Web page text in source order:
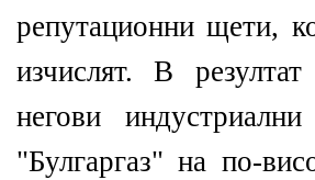
репутационни щети,
изчислят. В
негови
"Булгаргаз" на по-